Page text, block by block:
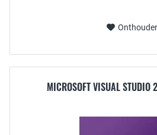
MICROSOFT VISUAL STUDIO